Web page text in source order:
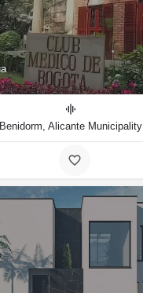
Benidorm, Alicante Municipality